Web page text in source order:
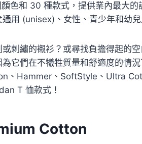
色和 30 種款式，提供業內最大
用 (unisex)、女性、青少年和幼兒
或刺繡的襯衫？或尋找負擔得起的
它們在不犧牲質量和舒適度的情
、Hammer、SoftStyle、Ultra
T 恤款式！
Cotton